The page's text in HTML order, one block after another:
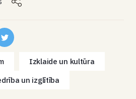
Izklaide un kultūra
un izglītība